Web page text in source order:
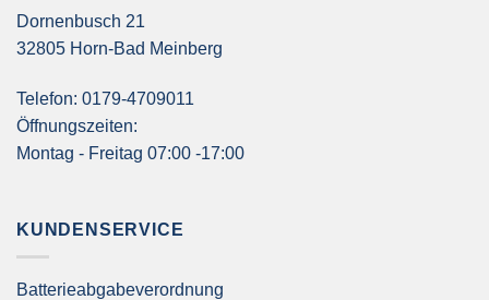
Dornenbusch 21
32805 Horn-Bad Meinberg
Telefon: 0179-4709011
Öffnungszeiten:
Montag - Freitag 07:00 -17:00
KUNDENSERVICE
Batterieabgabeverordnung